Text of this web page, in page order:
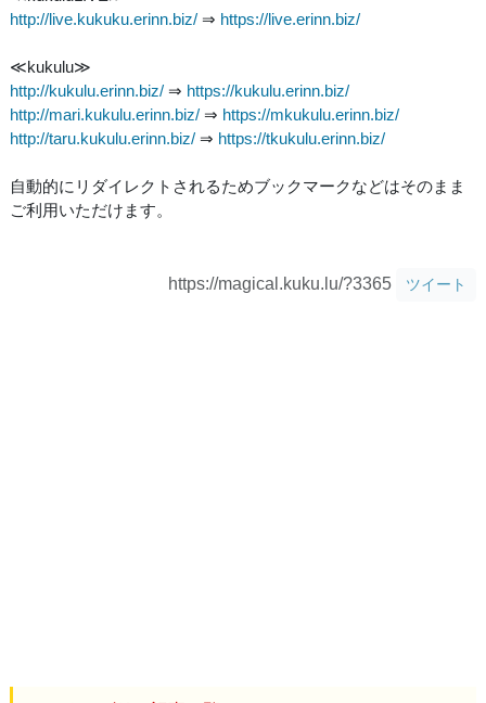
http://live.kukuku.erinn.biz/ ⇒ https://live.erinn.biz/
≪kukulu≫
http://kukulu.erinn.biz/ ⇒ https://kukulu.erinn.biz/
http://mari.kukulu.erinn.biz/ ⇒ https://mkukulu.erinn.biz/
http://taru.kukulu.erinn.biz/ ⇒ https://tkukulu.erinn.biz/
自動的にリダイレクトされるためブックマークなどはそのまま
ご利用いただけます。
https://magical.kuku.lu/?3365 ツイート